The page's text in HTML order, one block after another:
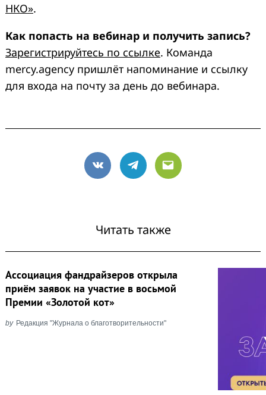
НКО».
Как попасть на вебинар и получить запись?
Зарегистрируйтесь по ссылке. Команда
mercy.agency пришлёт напоминание и ссылку
для входа на почту за день до вебинара.
VK Telegram
Email
Читать также
Ассоциация фандрайзеров открыла
приём заявок на участие в восьмой
Премии «Золотой кот»
by Редакция "Журнала о благотворительности"